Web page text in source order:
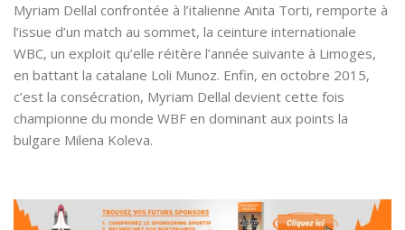
Myriam Dellal confrontée à l’italienne Anita Torti, remporte à
l’issue d’un match au sommet, la ceinture internationale
WBC, un exploit qu’elle réitère l’année suivante à Limoges,
en battant la catalane Loli Munoz. Enfin, en octobre 2015,
c’est la consécration, Myriam Dellal devient cette fois
championne du monde WBF en dominant aux points la
bulgare Milena Koleva.